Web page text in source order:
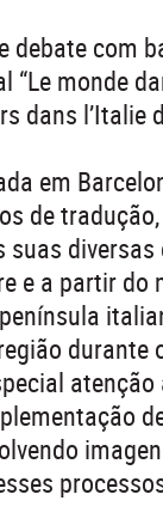
debate com
monde
dans l’Italie
em
de
e a partir do
durante